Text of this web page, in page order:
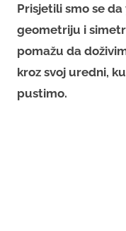
Prisjetili smo se
geometriju i
pomažu da
kroz svoj uredni,
pustimo.